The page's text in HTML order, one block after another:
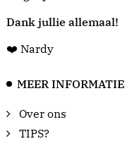
Dank jullie allemaal!
❤️ Nardy
MEER INFORMATIE
Over ons
TIPS?